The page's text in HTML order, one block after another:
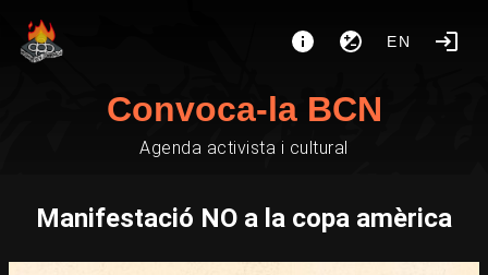
EN
Convoca-la BCN
Agenda activista i cultural
Manifestació NO a la copa amèrica